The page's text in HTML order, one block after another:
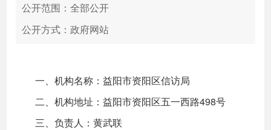
公开范围：全部公开
公开方式：政府网站
一、机构名称：益阳市资阳区信访局
二、机构地址：益阳市资阳区五一西路498号
三、负责人：黄武联